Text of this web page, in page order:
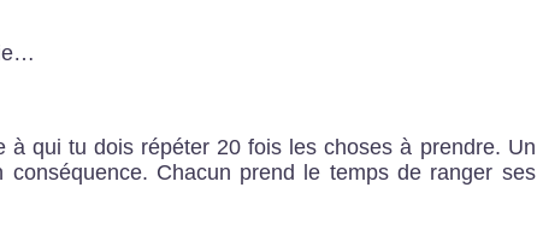
qui tu dois répéter 20 fois les choses à prendre. Un
Chacun prend le temps de ranger ses